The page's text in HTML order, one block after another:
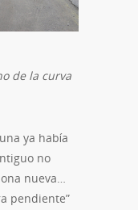
de la curva
ya había
no
nueva…
pendiente”